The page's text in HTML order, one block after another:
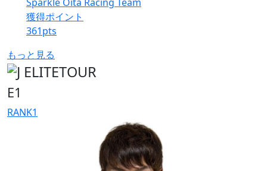
獲得ポイント
361pts
もっと見る
E1
RANK1